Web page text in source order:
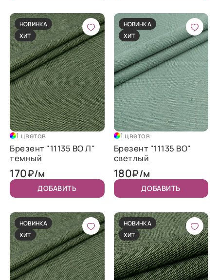
НОВИНКА
ХИТ
1 цветов
Брезент "11135 ВО Л"
темный
170₽/м
ДОБАВИТЬ
НОВИНКА
ХИТ
1 цветов
Брезент "11135 ВО"
светлый
180₽/м
ДОБАВИТЬ
НОВИНКА
ХИТ
НОВИНКА
ХИТ